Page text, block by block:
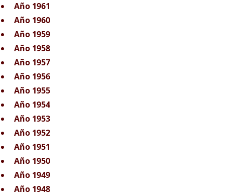
Año 1961
Año 1960
Año 1959
Año 1958
Año 1957
Año 1956
Año 1955
Año 1954
Año 1953
Año 1952
Año 1951
Año 1950
Año 1949
Año 1948